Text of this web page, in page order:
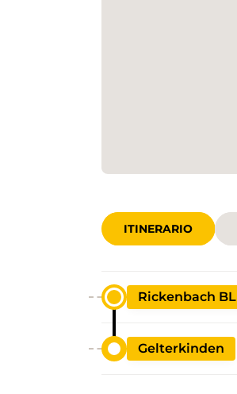
ITINERARIO
Rickenbach BL
Gelterkinden